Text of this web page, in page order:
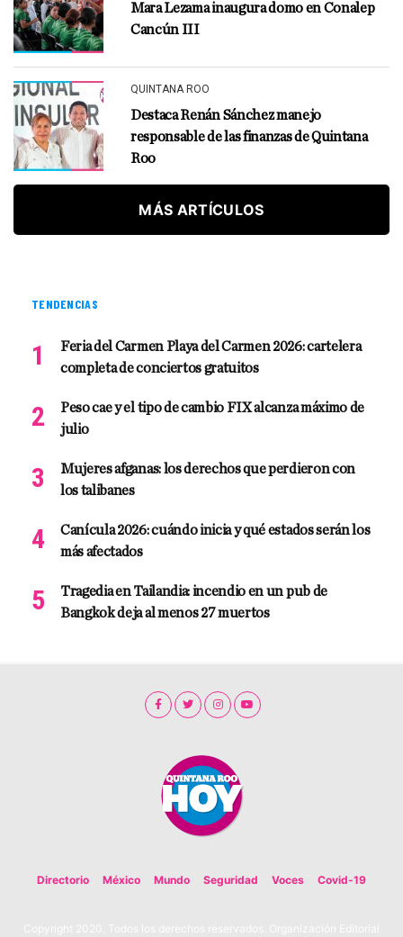
Mara Lezama inaugura domo en Conalep
Cancún III
QUINTANA ROO
Destaca Renán Sánchez manejo
responsable de las finanzas de Quintana
Roo
MÁS ARTÍCULOS
TENDENCIAS
Feria del Carmen Playa del Carmen 2026: cartelera
completa de conciertos gratuitos
Peso cae y el tipo de cambio FIX alcanza máximo de
julio
Mujeres afganas: los derechos que perdieron con
los talibanes
Canícula 2026: cuándo inicia y qué estados serán los
más afectados
Tragedia en Tailandia: incendio en un pub de
Bangkok deja al menos 27 muertos
Directorio México Mundo Seguridad Voces Covid-19